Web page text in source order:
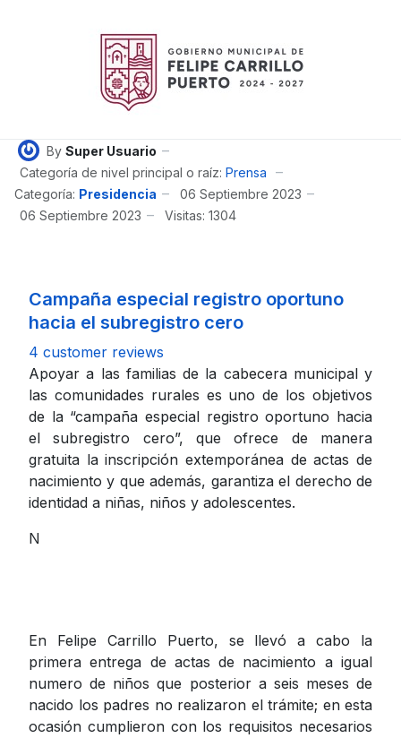
By Super Usuario
Categoría de nivel principal o raíz: Prensa
Categoría: Presidencia
06 Septiembre 2023
06 Septiembre 2023
Visitas: 1304
Campaña especial registro oportuno
hacia el subregistro cero
4 customer reviews
Apoyar a las familias de la cabecera municipal y
las comunidades rurales es uno de los objetivos
de la “campaña especial registro oportuno hacia
el subregistro cero”, que ofrece de manera
gratuita la inscripción extemporánea de actas de
nacimiento y que además, garantiza el derecho de
identidad a niñas, niños y adolescentes.
N
En Felipe Carrillo Puerto, se llevó a cabo la
primera entrega de actas de nacimiento a igual
numero de niños que posterior a seis meses de
nacido los padres no realizaron el trámite; en esta
ocasión cumplieron con los requisitos necesarios